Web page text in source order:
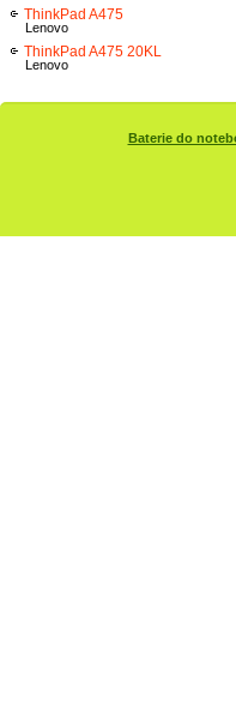
ThinkPad A475
Lenovo
ThinkPad A475 20KL
Lenovo
Baterie do